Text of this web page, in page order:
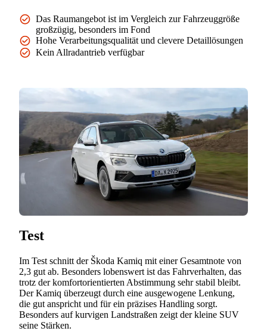
Das Raumangebot ist im Vergleich zur Fahrzeuggröße
großzügig, besonders im Fond
Hohe Verarbeitungsqualität und clevere Detaillösungen
Kein Allradantrieb verfügbar
Test
Im Test schnitt der Škoda Kamiq mit einer Gesamtnote von
2,3 gut ab. Besonders lobenswert ist das Fahrverhalten, das
trotz der komfortorientierten Abstimmung sehr stabil bleibt.
Der Kamiq überzeugt durch eine ausgewogene Lenkung,
die gut anspricht und für ein präzises Handling sorgt.
Besonders auf kurvigen Landstraßen zeigt der kleine SUV
seine Stärken.